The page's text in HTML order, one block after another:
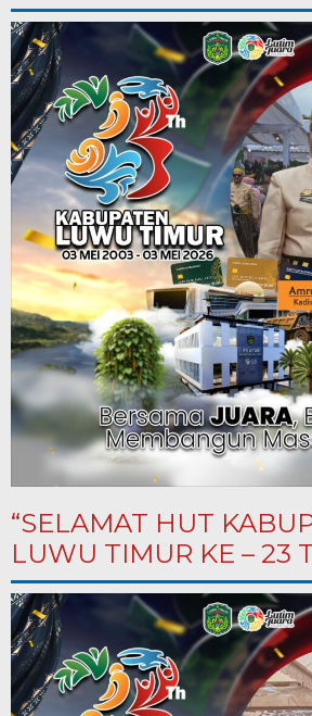
“SELAMAT HUT
LUWU TIMUR KE – 23